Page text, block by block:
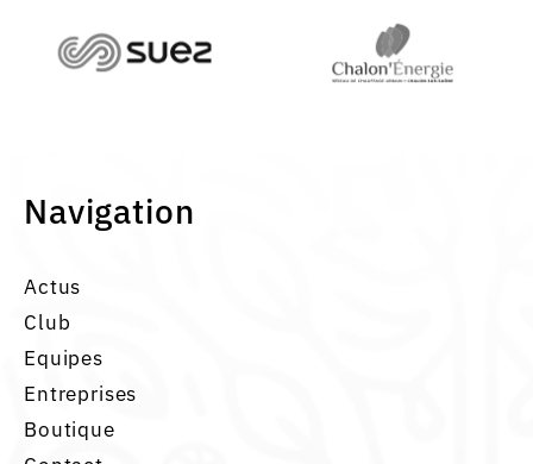
Navigation
Actus
Club
Equipes
Entreprises
Boutique